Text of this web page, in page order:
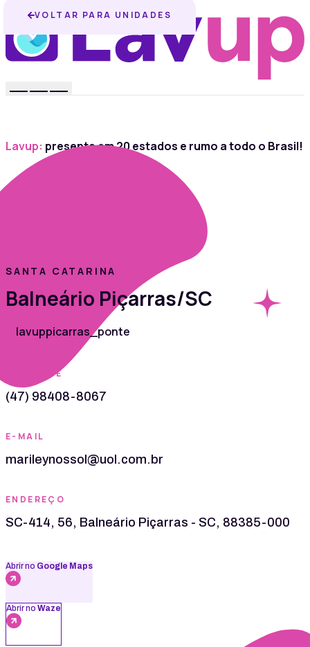
Lavup: presente em 20 estados e rumo a todo o Brasil!
VOLTAR PARA UNIDADES
SANTA CATARINA
Balneário Piçarras/SC
lavuppicarras_ponte
TELEFONE
(47) 98408-8067
E-MAIL
marileynossol@uol.com.br
ENDEREÇO
SC-414, 56, Balneário Piçarras - SC, 88385-000
Abrir no Google Maps
Abrir no Waze